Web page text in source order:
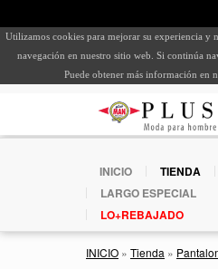
Utilizamos cookies para mejorar su experiencia y
navegación en nuestro sitio web. Si continúa
Puede obtener más información en
INICIO TIENDA
LARGO ESPECIAL
LO+REBAJADO
INICIO » Tienda »